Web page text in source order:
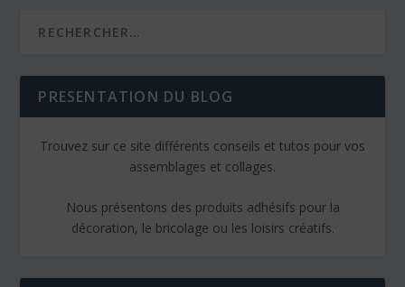
PRESENTATION DU BLOG
Trouvez sur ce site différents conseils et tutos pour vos
assemblages et collages.
Nous présentons des produits adhésifs pour la
décoration, le bricolage ou les loisirs créatifs.